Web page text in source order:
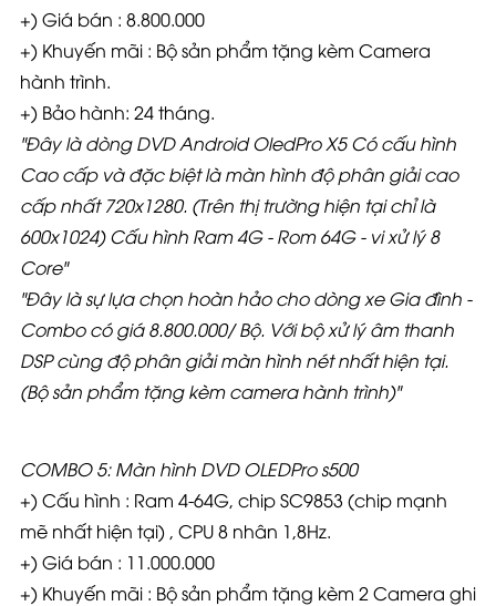
+) Giá bán : 8.800.000
+) Khuyến mãi : Bộ sản phẩm tặng kèm Camera
hành trình.
+) Bảo hành: 24 tháng.
"Đây là dòng DVD Android OledPro X5 Có cấu hình
Cao cấp và đặc biệt là màn hình độ phân giải cao
cấp nhất 720x1280. (Trên thị trường hiện tại chỉ là
600x1024) Cấu hình Ram 4G - Rom 64G - vi xử lý 8
Core"
"Đây là sự lựa chọn hoàn hảo cho dòng xe Gia đình -
Combo có giá 8.800.000/ Bộ. Với bộ xử lý âm thanh
DSP cùng độ phân giải màn hình nét nhất hiện tại.
(Bộ sản phẩm tặng kèm camera hành trình)"
COMBO 5: Màn hình DVD OLEDPro s500
+) Cấu hình : Ram 4-64G, chip SC9853 (chip mạnh
mẽ nhất hiện tại) , CPU 8 nhân 1,8Hz.
+) Giá bán : 11.000.000
+) Khuyến mãi : Bộ sản phẩm tặng kèm 2 Camera ghi